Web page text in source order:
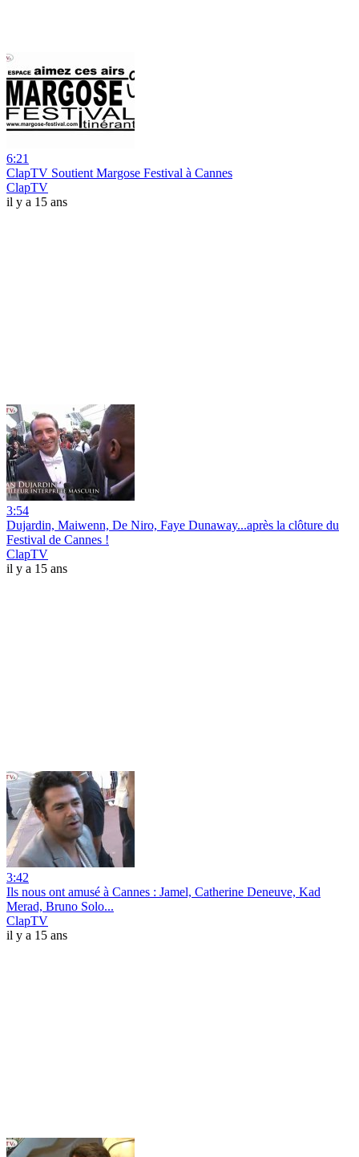
6:21
ClapTV Soutient Margose Festival à Cannes
ClapTV
il y a 15 ans
3:54
Dujardin, Maiwenn, De Niro, Faye Dunaway...après la clôture du
Festival de Cannes !
ClapTV
il y a 15 ans
3:42
Ils nous ont amusé à Cannes : Jamel, Catherine Deneuve, Kad
Merad, Bruno Solo...
ClapTV
il y a 15 ans